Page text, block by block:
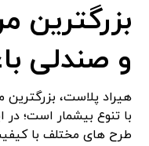
بزرگترین
و صندلی
هیراد پلاست،
با تنوع بیشمار است؛ در
طرح های مختلف با